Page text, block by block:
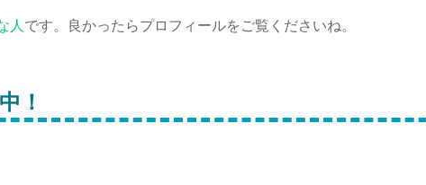
人 です。良かったらプロフィールをご覧くださいね。
！